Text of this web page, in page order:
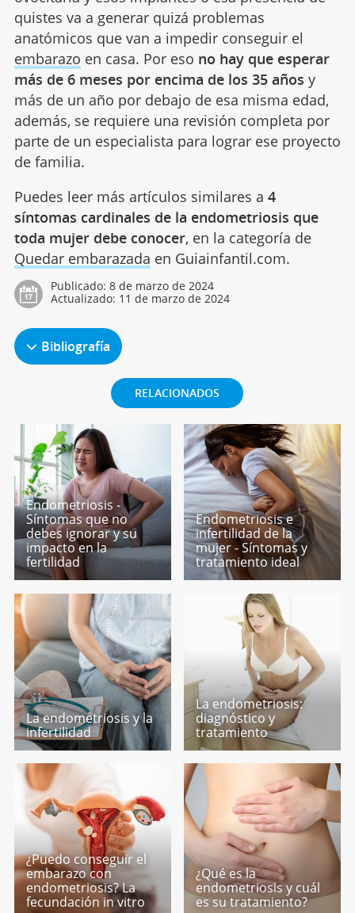
quistes va a generar quizá problemas
anatómicos que van a impedir conseguir el
embarazo en casa. Por eso no hay que esperar
más de 6 meses por encima de los 35 años y
más de un año por debajo de esa misma edad,
además, se requiere una revisión completa por
parte de un especialista para lograr ese proyecto
de familia.
Puedes leer más artículos similares a 4
síntomas cardinales de la endometriosis que
toda mujer debe conocer, en la categoría de
Quedar embarazada en Guiainfantil.com.
Publicado: 8 de marzo de 2024
Actualizado: 11 de marzo de 2024
Bibliografía
RELACIONADOS
Endometriosis -
Síntomas que no
debes ignorar y su
impacto en la
fertilidad
Endometriosis e
infertilidad de la
mujer - Síntomas y
tratamiento ideal
La endometriosis y la
infertilidad
La endometriosis:
diagnóstico y
tratamiento
¿Puedo conseguir el
embarazo con
endometriosis? La
fecundación in vitro
¿Qué es la
endometriosis y cuál
es su tratamiento?